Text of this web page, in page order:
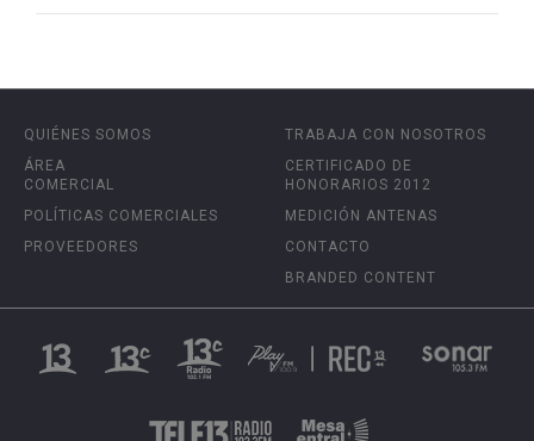
QUIÉNES SOMOS
ÁREA
COMERCIAL
POLÍTICAS COMERCIALES
PROVEEDORES
TRABAJA CON NOSOTROS
CERTIFICADO DE
HONORARIOS 2012
MEDICIÓN ANTENAS
CONTACTO
BRANDED CONTENT